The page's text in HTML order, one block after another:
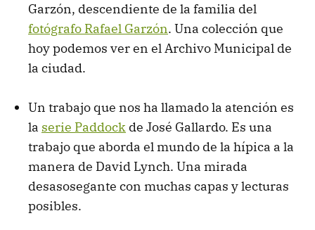
Garzón, descendiente de la familia del
fotógrafo Rafael Garzón. Una colección que
hoy podemos ver en el Archivo Municipal de
la ciudad.
Un trabajo que nos ha llamado la atención es
la serie Paddock de José Gallardo. Es una
trabajo que aborda el mundo de la hípica a la
manera de David Lynch. Una mirada
desasosegante con muchas capas y lecturas
posibles.